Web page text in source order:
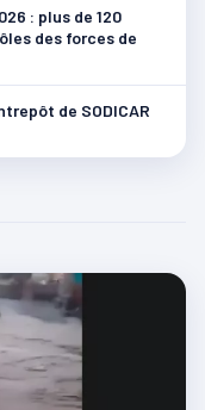
: plus de 120
des forces de
de SODICAR